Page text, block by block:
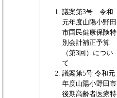
議案第3号 令和
元年度山陽小野田
市国民健康保険特
別会計補正予算
（第3回）につい
て
議案第5号 令和元
年度山陽小野田市
後期高齢者医療特